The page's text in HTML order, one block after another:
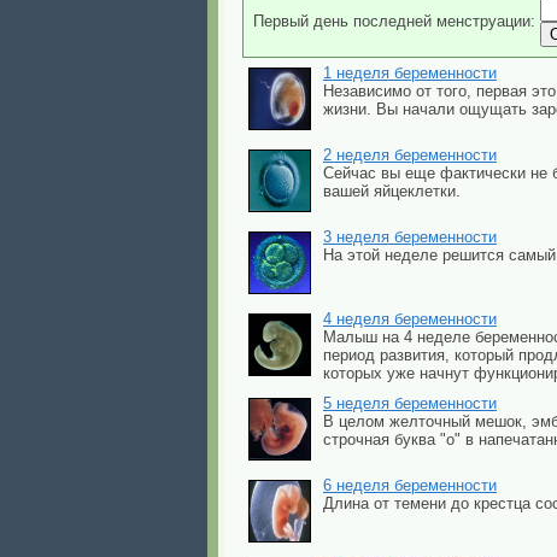
Первый день последней менструации:
1 неделя беременности
Независимо от того, первая
жизни. Вы начали ощущать
2 неделя беременности
Сейчас вы еще фактически не
вашей яйцеклетки.
3 неделя беременности
На этой неделе решится
4 неделя беременности
Малыш на 4 неделе
период развития, который
которых уже начнут
5 неделя беременности
В целом желточный мешок,
строчная буква "о" в
6 неделя беременности
Длина от темени до крестца